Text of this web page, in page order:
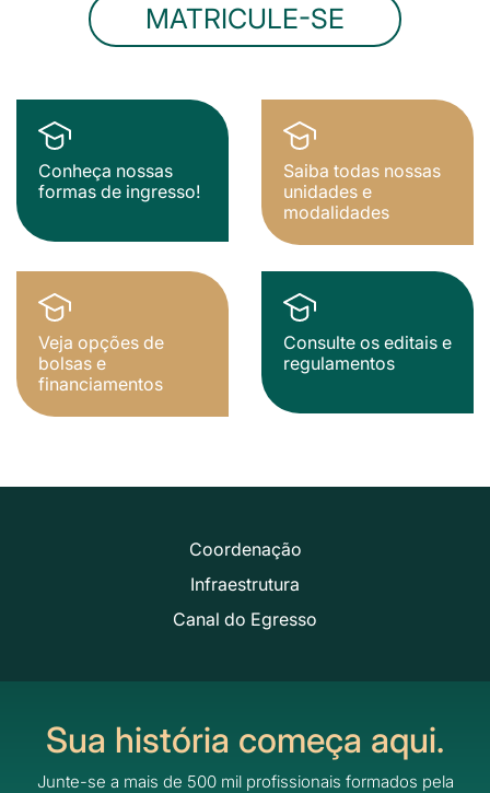
MATRICULE-SE
Conheça nossas
formas de ingresso!
Saiba todas nossas
unidades e
modalidades
Veja opções de
bolsas e
financiamentos
Consulte os editais e
regulamentos
Coordenação
Infraestrutura
Canal do Egresso
Sua história começa aqui.
Junte-se a mais de 500 mil profissionais formados pela